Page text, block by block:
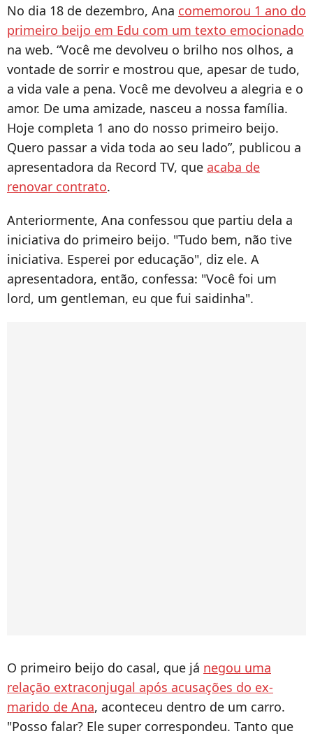
No dia 18 de dezembro, Ana comemorou 1 ano do
primeiro beijo em Edu com um texto emocionado
na web. “Você me devolveu o brilho nos olhos, a
vontade de sorrir e mostrou que, apesar de tudo,
a vida vale a pena. Você me devolveu a alegria e o
amor. De uma amizade, nasceu a nossa família.
Hoje completa 1 ano do nosso primeiro beijo.
Quero passar a vida toda ao seu lado”, publicou a
apresentadora da Record TV, que acaba de
renovar contrato.
Anteriormente, Ana confessou que partiu dela a
iniciativa do primeiro beijo. "Tudo bem, não tive
iniciativa. Esperei por educação", diz ele. A
apresentadora, então, confessa: "Você foi um
lord, um gentleman, eu que fui saidinha".
O primeiro beijo do casal, que já negou uma
relação extraconjugal após acusações do ex-
marido de Ana, aconteceu dentro de um carro.
"Posso falar? Ele super correspondeu. Tanto que